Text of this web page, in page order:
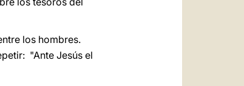
los hombres.
"Ante Jesús el